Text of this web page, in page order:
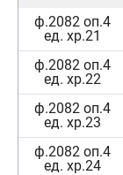
ф.2082 оп.4
ед. хр.21
ф.2082 оп.4
ед. хр.22
ф.2082 оп.4
ед. хр.23
ф.2082 оп.4
ед. хр.24